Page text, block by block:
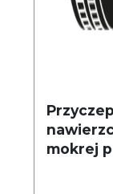
mokrej